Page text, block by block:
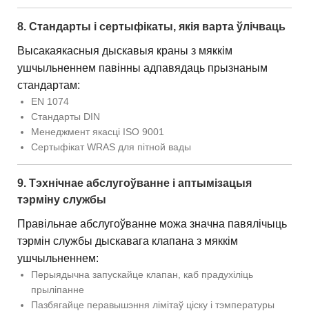
8. Стандарты і сертыфікаты, якія варта ўлічваць
Высакаякасныя дыскавыя краны з мяккім
ушчыльненнем павінны адпавядаць прызнаным
стандартам:
EN 1074
Стандарты DIN
Менеджмент якасці ISO 9001
Сертыфікат WRAS для пітной вады
9. Тэхнічнае абслугоўванне і аптымізацыя
тэрміну службы
Правільнае абслугоўванне можа значна павялічыць
тэрмін службы дыскавага клапана з мяккім
ушчыльненнем:
Перыядычна запускайце клапан, каб прадухіліць
прыліпанне
Пазбягайце перавышэння лімітаў ціску і тэмпературы